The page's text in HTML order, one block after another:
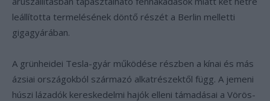
leállította termelésének döntő részét a Berlin melletti
gigagyárában.
A grünheidei Tesla-gyár működése részben a kínai és más
ázsiai országokból származó alkatrészektől függ. A jemeni
húszi lázadók kereskedelmi hajók elleni támadásai a Vörös-